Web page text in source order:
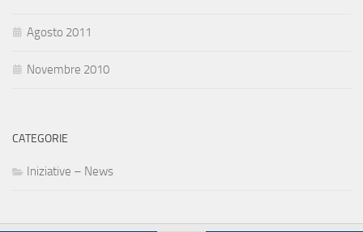
Agosto 2011
Novembre 2010
CATEGORIE
Iniziative – News